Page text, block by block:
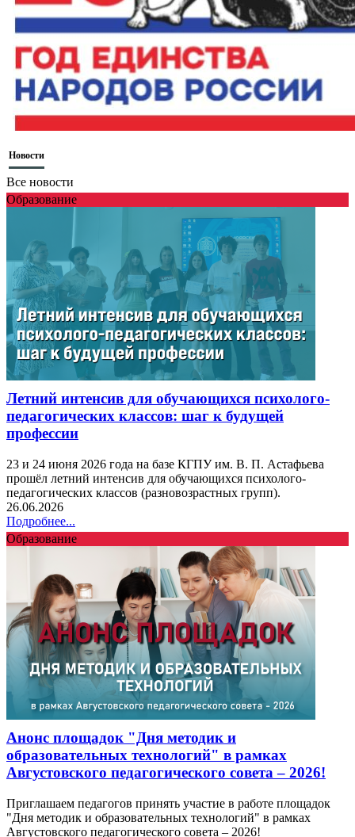
Новости
Все новости
Образование
Летний интенсив для обучающихся психолого-
педагогических классов: шаг к будущей
профессии
23 и 24 июня 2026 года на базе КГПУ им. В. П. Астафьева
прошёл летний интенсив для обучающихся психолого-
педагогических классов (разновозрастных групп).
26.06.2026
Подробнее...
Образование
Анонс площадок "Дня методик и
образовательных технологий" в рамках
Августовского педагогического совета – 2026!
Приглашаем педагогов принять участие в работе площадок
"Дня методик и образовательных технологий" в рамках
Августовского педагогического совета – 2026!